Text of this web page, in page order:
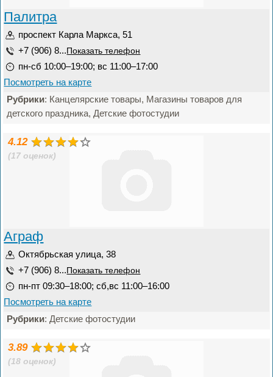
Палитра
проспект Карла Маркса, 51
+7 (906) 8... Показать телефон
пн-сб 10:00–19:00; вс 11:00–17:00
Посмотреть на карте
Рубрики: Канцелярские товары, Магазины товаров для
детского праздника, Детские фотостудии
4.12
(17 оценок)
Аграф
Октябрьская улица, 38
+7 (906) 8... Показать телефон
пн-пт 09:30–18:00; сб,вс 11:00–16:00
Посмотреть на карте
Рубрики: Детские фотостудии
3.89
(18 оценок)